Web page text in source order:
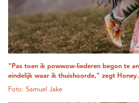
"Pas toen ik powwow-liederen begon te
eindelijk waar ik thuishoorde," zegt Honey.
Foto: Samuel Jake